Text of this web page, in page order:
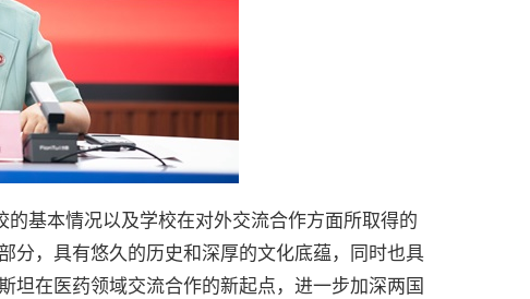
基本情况以及学校在对外交流合作方面所取得的
分，具有悠久的历史和深厚的文化底蕴，同时也具
坦在医药领域交流合作的新起点，进一步加深两国